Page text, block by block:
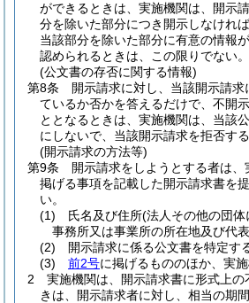
ができるときは、実施機関は、開示
分を除いた部分につき開示しなければ
当該部分を除いた部分に有意の情報
認められるときは、この限りでない。
(公文書の存否に関する情報)
第8条
開示請求に対し、当該開示請求
ているか否かを答えるだけで、不開
ととなるときは、実施機関は、当該
にしないで、当該開示請求を拒否す
(開示請求の方法等)
第9条
開示請求をしようとする者は、
掲げる事項を記載した開示請求書を
い。
(1)
氏名及び住所(法人その他の団体
事務所又は事業所の所在地及び代
(2)
開示請求に係る公文書を特定す
(3)
前2号に掲げるもののほか、実
2
実施機関は、開示請求書に形式上の
きは、開示請求者に対し、相当の期